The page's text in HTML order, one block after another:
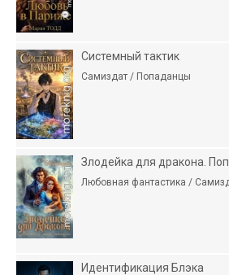
Системный тактик
Самиздат / Попаданцы
Злодейка для дракона.
Любовная фантастика /
Идентификация Блэка